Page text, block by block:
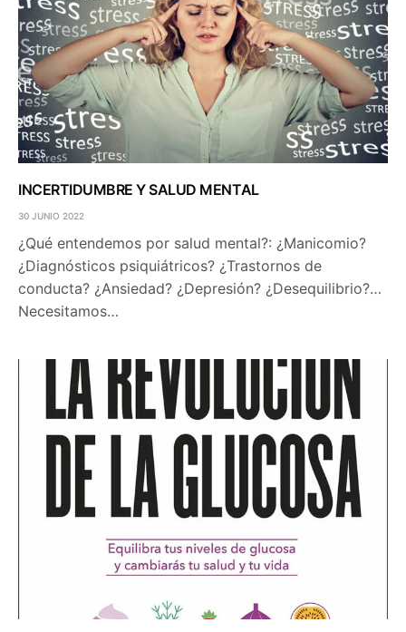
INCERTIDUMBRE Y SALUD MENTAL
30 JUNIO 2022
¿Qué entendemos por salud mental?: ¿Manicomio?
¿Diagnósticos psiquiátricos? ¿Trastornos de
conducta? ¿Ansiedad? ¿Depresión? ¿Desequilibrio?…
Necesitamos…